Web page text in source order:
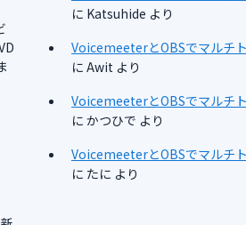
に Katsuhide より
VoicemeeterとOBSでマルチ
に Awit より
VoicemeeterとOBSでマルチ
に かつひで より
VoicemeeterとOBSでマルチ
に たに より